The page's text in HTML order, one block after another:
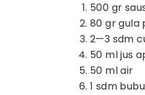
500 gr
80 gr gula
2—3 sdm
50 ml jus
50 ml air
1 sdm